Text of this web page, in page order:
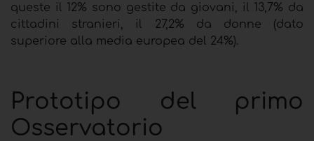
queste il 12% sono gestite da giovani, il 13,7% da
cittadini stranieri, il 27,2% da donne (dato
superiore alla media europea del 24%).
Prototipo del primo
Osservatorio